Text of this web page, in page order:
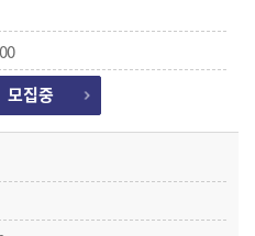
모집중